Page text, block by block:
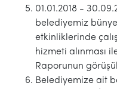
01.01.2018 -
belediyemiz
etkinliklerinde
hizmeti alınması
Raporunun
Belediyemize ait